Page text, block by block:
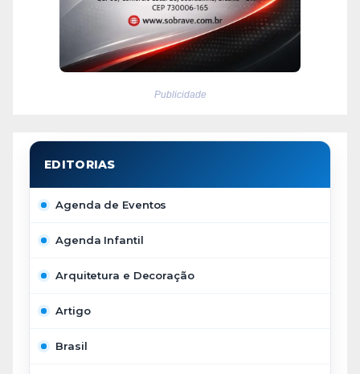
Publicidade
Agenda de Eventos
Agenda Infantil
Arquitetura e Decoração
Artigo
Brasil